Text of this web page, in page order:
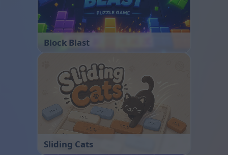
Block Blast
Sliding Cats